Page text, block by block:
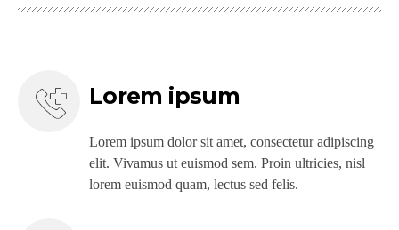
Lorem ipsum
Lorem ipsum dolor sit amet, consectetur adipiscing
elit. Vivamus ut euismod sem. Proin ultricies, nisl
lorem euismod quam, lectus sed felis.